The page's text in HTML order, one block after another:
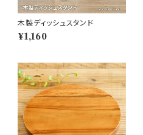
木製ディッシュスタンド
¥1,160